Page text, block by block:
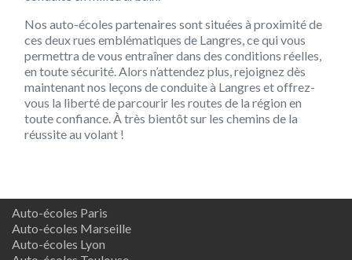
Nos auto-écoles partenaires sont situées à proximité de
ces deux rues emblématiques de Langres, ce qui vous
permettra de vous entraîner dans des conditions réelles,
en toute sécurité. Alors n’attendez plus, rejoignez dès
maintenant nos leçons de conduite à Langres et offrez-
vous la liberté de parcourir les routes de la région en
toute confiance. À très bientôt sur les chemins de la
réussite au volant !
Auto-écoles Paris
Auto-écoles Marseille
Auto-écoles Lyon